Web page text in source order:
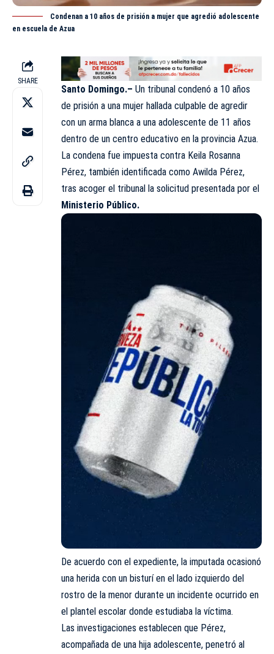
Condenan a 10 años de prisión a mujer que agredió adolescente
en escuela de Azua
SHARE
Santo Domingo.– Un tribunal condenó a 10 años
de prisión a una mujer hallada culpable de agredir
con un arma blanca a una adolescente de 11 años
dentro de un centro educativo en la provincia Azua.
La condena fue impuesta contra Keila Rosanna
Pérez, también identificada como Awilda Pérez,
tras acoger el tribunal la solicitud presentada por el
Ministerio Público.
De acuerdo con el expediente, la imputada ocasionó
una herida con un bisturí en el lado izquierdo del
rostro de la menor durante un incidente ocurrido en
el plantel escolar donde estudiaba la víctima.
Las investigaciones establecen que Pérez,
acompañada de una hija adolescente, penetró al